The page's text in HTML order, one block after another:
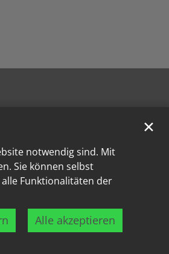
notwendig sind. Mit
Sie können selbst
Funktionalitäten der
Alle akzeptieren
✕